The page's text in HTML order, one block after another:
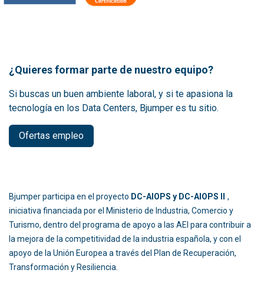
¿Quieres formar parte de nuestro equipo?
Si buscas un buen ambiente laboral, y si te apasiona la
tecnología en los Data Centers, Bjumper es tu sitio.
Ofertas empleo
Bjumper participa en el proyecto DC-AIOPS y DC-AIOPS II
,
iniciativa financiada por el Ministerio de Industria, Comercio y
Turismo, dentro del programa de apoyo a las AEI para contribuir a
la mejora de la competitividad de la industria española, y con el
apoyo de la Unión Europea a través del Plan de Recuperación,
Transformación y Resiliencia.